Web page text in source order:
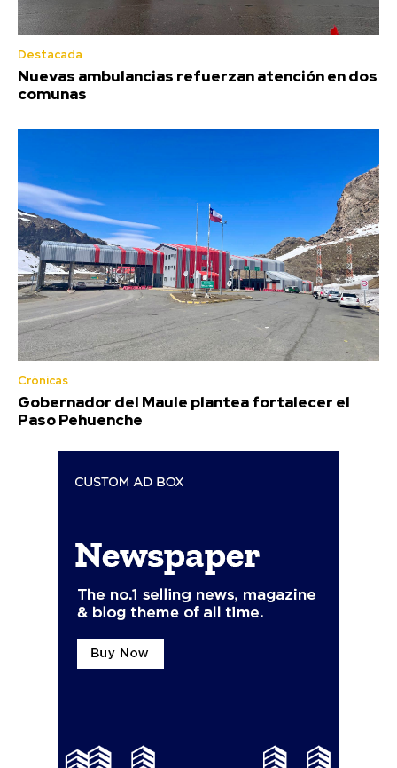
Destacada
Nuevas ambulancias refuerzan atención en dos
comunas
Crónicas
Gobernador del Maule plantea fortalecer el
Paso Pehuenche